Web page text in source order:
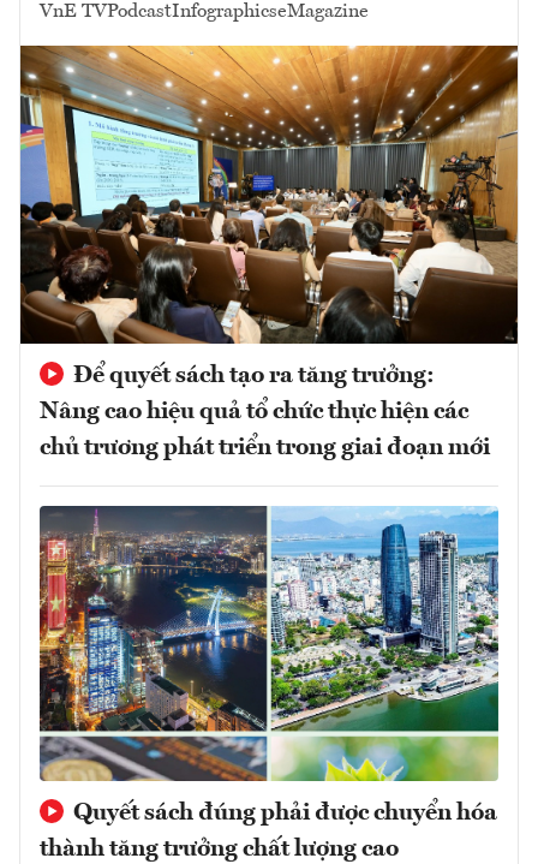
VnE TVPodcastInfographicseMagazine
Để quyết sách tạo ra tăng trưởng:
Nâng cao hiệu quả tổ chức thực hiện các
chủ trương phát triển trong giai đoạn mới
Quyết sách đúng phải được chuyển hóa
thành tăng trưởng chất lượng cao